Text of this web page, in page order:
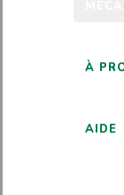
À
AIDE